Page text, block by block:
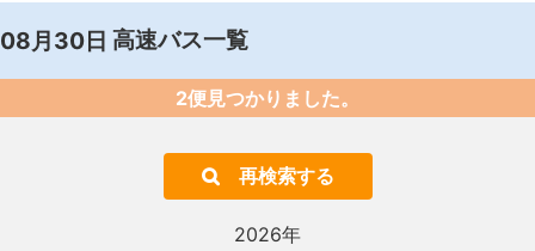
08月30日 高速バス一覧
2便見つかりました。
再検索する
2026年